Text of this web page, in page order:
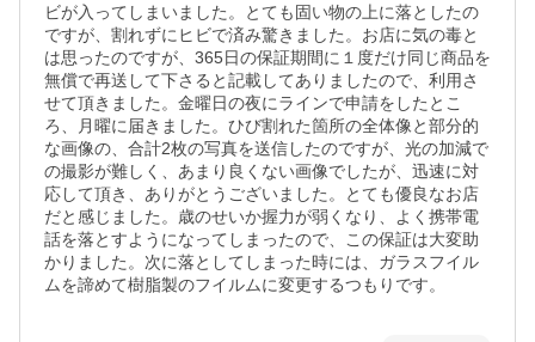
ビが入ってしまいました。とても固い物の上に落としたの
ですが、割れずにヒビで済み驚きました。お店に気の毒と
は思ったのですが、365日の保証期間に１度だけ同じ商品を
無償で再送して下さると記載してありましたので、利用さ
せて頂きました。金曜日の夜にラインで申請をしたとこ
ろ、月曜に届きました。ひび割れた箇所の全体像と部分的
な画像の、合計2枚の写真を送信したのですが、光の加減で
の撮影が難しく、あまり良くない画像でしたが、迅速に対
応して頂き、ありがとうございました。とても優良なお店
だと感じました。歳のせいか握力が弱くなり、よく携帯電
話を落とすようになってしまったので、この保証は大変助
かりました。次に落としてしまった時には、ガラスフイル
ムを諦めて樹脂製のフイルムに変更するつもりです。